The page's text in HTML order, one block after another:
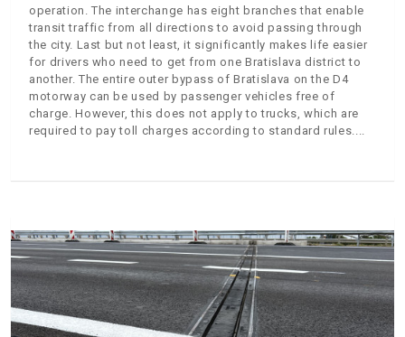
operation. The interchange has eight branches that enable
transit traffic from all directions to avoid passing through
the city. Last but not least, it significantly makes life easier
for drivers who need to get from one Bratislava district to
another. The entire outer bypass of Bratislava on the D4
motorway can be used by passenger vehicles free of
charge. However, this does not apply to trucks, which are
required to pay toll charges according to standard rules.